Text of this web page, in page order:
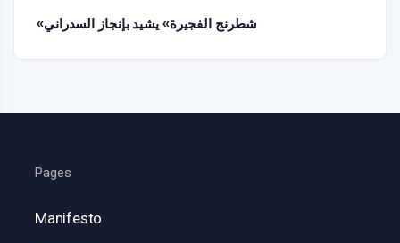
«شطرنج الفجيرة» يشيد بإنجاز السدراني
Pages
Manifesto